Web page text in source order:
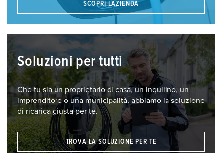
SCOPRI L’AZIENDA
Soluzioni per tutti
Che tu sia un proprietario di casa, un inquilino, un
imprenditore o una municipalità, abbiamo la soluzione
di ricarica giusta per te.
TROVA LA SOLUZIONE PER TE